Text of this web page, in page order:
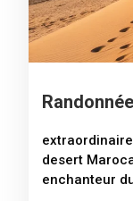
desert
enchanteur